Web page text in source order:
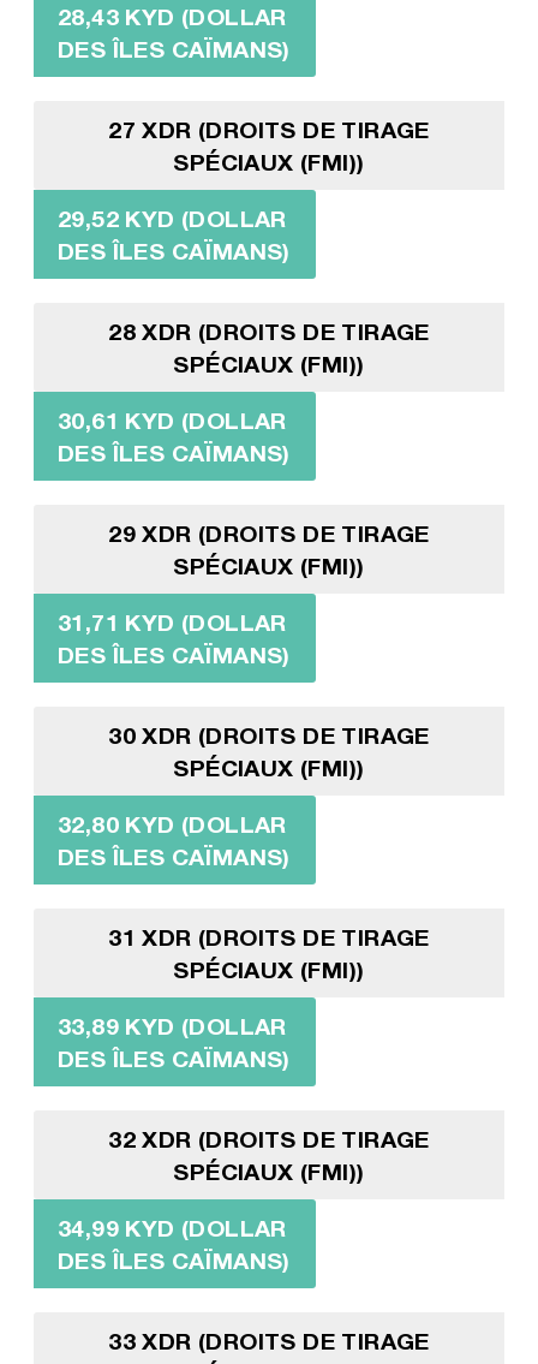
28,43 KYD (DOLLAR
DES ÎLES CAÏMANS)
27 XDR (DROITS DE TIRAGE
SPÉCIAUX (FMI))
29,52 KYD (DOLLAR
DES ÎLES CAÏMANS)
28 XDR (DROITS DE TIRAGE
SPÉCIAUX (FMI))
30,61 KYD (DOLLAR
DES ÎLES CAÏMANS)
29 XDR (DROITS DE TIRAGE
SPÉCIAUX (FMI))
31,71 KYD (DOLLAR
DES ÎLES CAÏMANS)
30 XDR (DROITS DE TIRAGE
SPÉCIAUX (FMI))
32,80 KYD (DOLLAR
DES ÎLES CAÏMANS)
31 XDR (DROITS DE TIRAGE
SPÉCIAUX (FMI))
33,89 KYD (DOLLAR
DES ÎLES CAÏMANS)
32 XDR (DROITS DE TIRAGE
SPÉCIAUX (FMI))
34,99 KYD (DOLLAR
DES ÎLES CAÏMANS)
33 XDR (DROITS DE TIRAGE